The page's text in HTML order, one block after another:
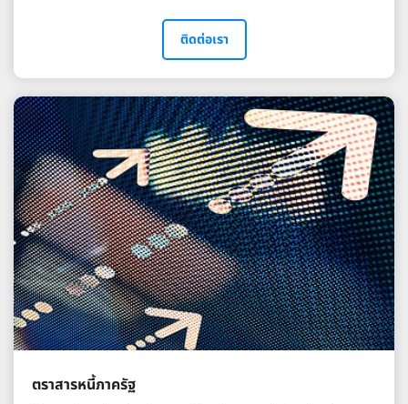
ติดต่อเรา
ตราสารหนี้ภาครัฐ​